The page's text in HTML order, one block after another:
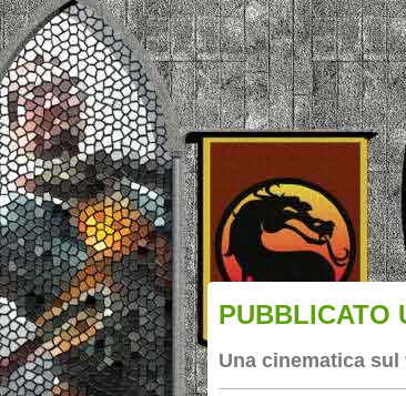
PUBBLICATO
Una cinematica